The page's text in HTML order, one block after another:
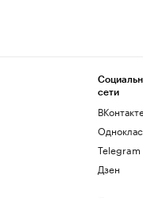
сети
Telegram
Дзен